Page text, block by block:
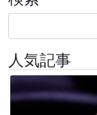
人気記事